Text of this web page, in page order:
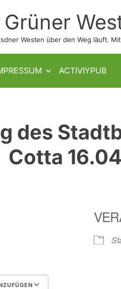
Westen über den Weg läuft.
SHOW SUB MENU
ACTIVIYPUB
des
Cotta